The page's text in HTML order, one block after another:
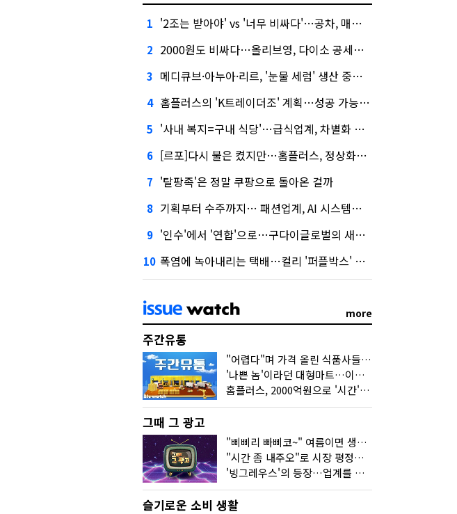
1 '2조는 받아야' vs '너무 비싸다'…공차, 매각 성공할까
2 2000원도 비싸다…올리브영, 다이소 공세에 '가성비'로 맞불
3 메디큐브·아누아·리르, '눈물 세럼' 생산 중단한다
4 홈플러스의 'K트레이더조' 계획…성공 가능성은 '글쎄'
5 '사내 복지=구내 식당'…급식업계, 차별화 경쟁 본격화
6 [르포]다시 불은 켰지만…홈플러스, 정상화까진 '까마득'
7 '탈팡족'은 정말 쿠팡으로 돌아온 걸까
8 기획부터 수주까지… 패션업계, AI 시스템화 박차
9 '인수'에서 '연합'으로…구다이글로벌의 새로운 투자법
10 폭염에 녹아내리는 택배…컬리 '퍼플박스' 대안 될까
more
주간유통
"어렵다"며 가격 올린 식품사들…진짜 어려운 거 맞아?
'나쁜 놈'이라던 대형마트…이젠 '불쌍한 놈' 됐다
홈플러스, 2000억원으로 '시간'을 샀다
그때 그 광고
"삐삐리 빠삐코~" 여름이면 생각나는 그 노래
"시간 좀 내주오"로 시장 평정한 하이마트
'빙그레우스'의 등장…업계를 흔든 '세계관' 마케팅
슬기로운 소비 생활